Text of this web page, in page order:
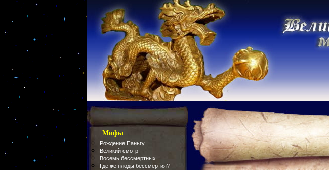
Мифы
Рождение Паньгу
Великий смотр
Восемь бессмертных
Где же плоды бессмертия?